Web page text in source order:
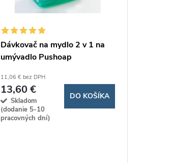
Dávkovač na mydlo 2 v 1 na
umývadlo Pushoap
11,06 € bez DPH
13,60 €
Skladom
(dodanie 5-10
pracovných dní)
DO KOŠÍKA